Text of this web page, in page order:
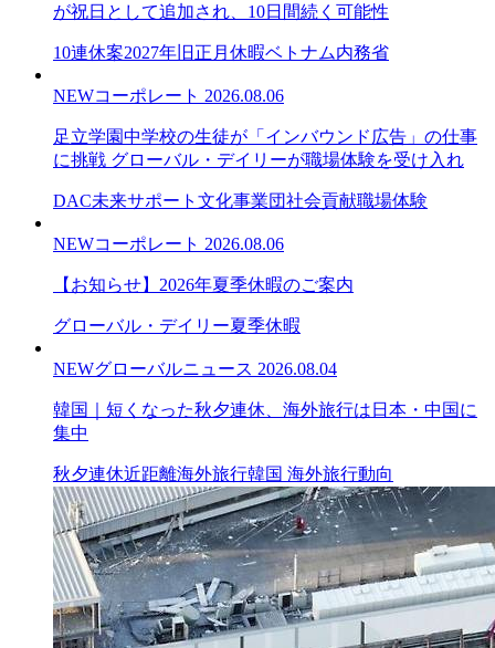
が祝日として追加され、10日間続く可能性
10連休案2027年旧正月休暇ベトナム内務省
NEWコーポレート 2026.08.06
足立学園中学校の生徒が「インバウンド広告」の仕事
に挑戦 グローバル・デイリーが職場体験を受け入れ
DAC未来サポート文化事業団社会貢献職場体験
NEWコーポレート 2026.08.06
【お知らせ】2026年夏季休暇のご案内
グローバル・デイリー夏季休暇
NEWグローバルニュース 2026.08.04
韓国｜短くなった秋夕連休、海外旅行は日本・中国に
集中
秋夕連休近距離海外旅行韓国 海外旅行動向